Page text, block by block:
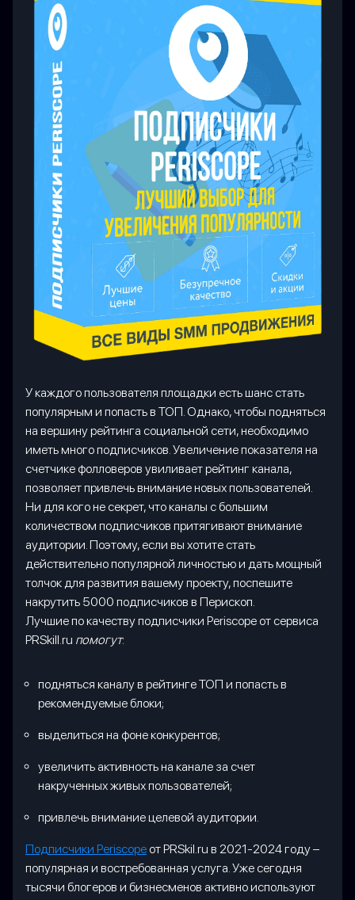
У каждого пользователя площадки есть шанс стать
популярным и попасть в ТОП. Однако, чтобы подняться
на вершину рейтинга социальной сети, необходимо
иметь много подписчиков. Увеличение показателя на
счетчике фолловеров увиливает рейтинг канала,
позволяет привлечь внимание новых пользователей.
Ни для кого не секрет, что каналы с большим
количеством подписчиков притягивают внимание
аудитории. Поэтому, если вы хотите стать
действительно популярной личностью и дать мощный
толчок для развития вашему проекту, поспешите
накрутить 5000 подписчиков в Перископ.
Лучшие по качеству подписчики Periscope от сервиса
PRSkill.ru помогут:
подняться каналу в рейтинге ТОП и попасть в
рекомендуемые блоки;
выделиться на фоне конкурентов;
увеличить активность на канале за счет
накрученных живых пользователей;
привлечь внимание целевой аудитории.
Подписчики Periscope от PRSkil.ru в 2021-2024 году –
популярная и востребованная услуга. Уже сегодня
тысячи блогеров и бизнесменов активно используют